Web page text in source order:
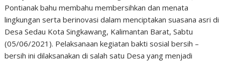
Pontianak bahu membahu membersihkan dan menata
lingkungan serta berinovasi dalam menciptakan suasana asri di
Desa Sedau Kota Singkawang, Kalimantan Barat, Sabtu
(05/06/2021). Pelaksanaan kegiatan bakti sosial bersih –
bersih ini dilaksanakan di salah satu Desa yang menjadi